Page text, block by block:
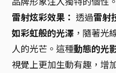
雷射炫彩效果： 透過雷射
如彩虹般的光澤 ，隨著光
人的光芒。這種動態的光
視覺上更加生動有趣，增